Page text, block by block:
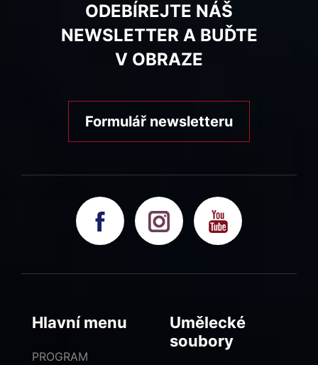
ODEBÍREJTE NÁŠ
NEWSLETTER A BUĎTE
V OBRAZE
Formulář newsletteru
Hlavní menu
PROGRAM
Umělecké
soubory